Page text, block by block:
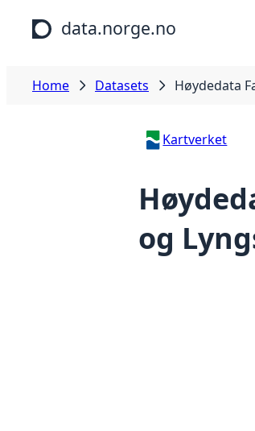
Skip to main content
data.norge.no
Home Datasets Høydedata
Kartverket
og